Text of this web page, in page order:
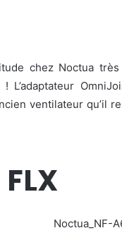
chez Noctua
L’adaptateur
ventilateur qu’il